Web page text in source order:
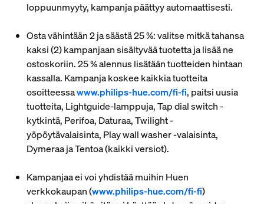
loppuunmyyty, kampanja päättyy automaattisesti.
Osta vähintään 2 ja säästä 25 %: valitse mitkä tahansa
kaksi (2) kampanjaan sisältyvää tuotetta ja lisää ne
ostoskoriin. 25 % alennus lisätään tuotteiden hintaan
kassalla. Kampanja koskee kaikkia tuotteita
osoitteessawww.philips-hue.com/fi-fi, paitsi uusia
tuotteita, Lightguide-lamppuja, Tap dial switch -
kytkintä, Perifoa, Daturaa, Twilight -
yöpöytävalaisinta, Play wall washer -valaisinta,
Dymeraa ja Tentoa (kaikki versiot).
Kampanjaa ei voi yhdistää muihin Huen
verkkokaupan (www.philips-hue.com/fi-fi)